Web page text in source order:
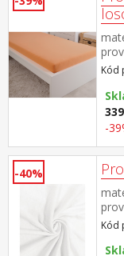
Kód
-
-40%
Kód